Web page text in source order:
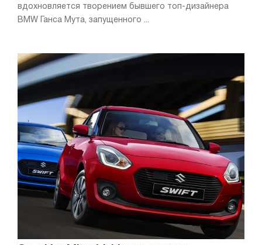
вдохновляется творением бывшего топ-дизайнера
BMW Ганса Мута, запущенного ...